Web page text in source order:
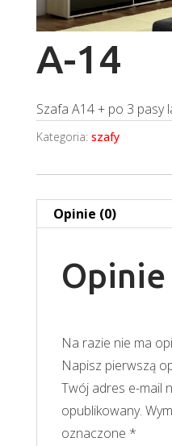
A-14
Szafa A14 + po 3
Kategoria: szafy
Opinie (0)
Opinie
Na razie nie ma
Napisz pierwszą
Twój adres e-mail
opublikowany.
oznaczone *